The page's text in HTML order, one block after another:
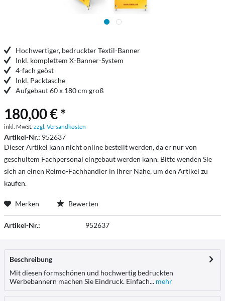
Hochwertiger, bedruckter Textil-Banner
Inkl. komplettem X-Banner-System
4-fach geöst
Inkl. Packtasche
Aufgebaut 60 x 180 cm groß
180,00 € *
inkl. MwSt. zzgl. Versandkosten
Artikel-Nr.: 952637
Dieser Artikel kann nicht online bestellt werden, da er nur von
geschultem Fachpersonal eingebaut werden kann. Bitte wenden Sie
sich an einen Reimo-Fachhändler in Ihrer Nähe, um den Artikel zu
kaufen.
Merken Bewerten
Artikel-Nr.: 952637
Beschreibung
Mit diesen formschönen und hochwertig bedruckten
Werbebannern machen Sie Eindruck. Einfach... mehr